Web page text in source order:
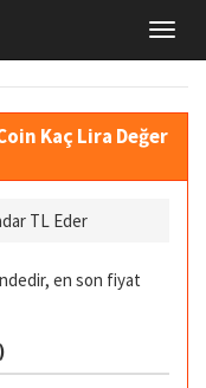
Kaç Lira Değer
TL Eder
en son fiyat